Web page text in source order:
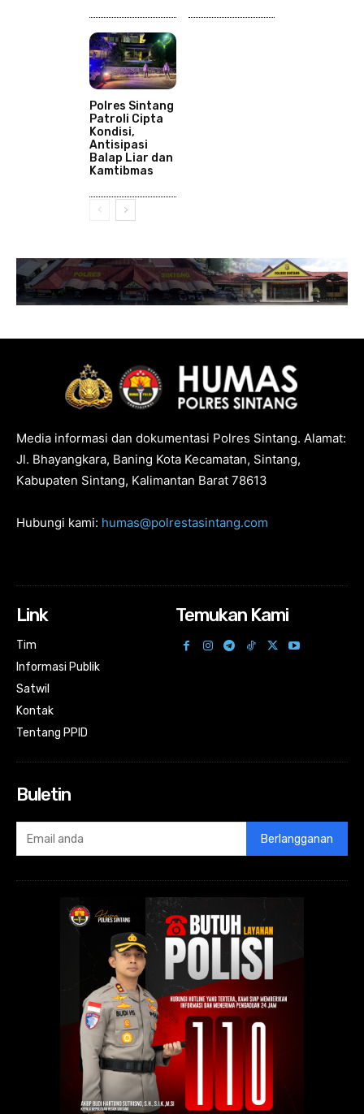
Polres Sintang
Patroli Cipta
Kondisi,
Antisipasi
Balap Liar dan
Kamtibmas
Media informasi dan dokumentasi Polres Sintang. Alamat:
Jl. Bhayangkara, Baning Kota Kecamatan, Sintang,
Kabupaten Sintang, Kalimantan Barat 78613
Hubungi kami: humas@polrestasintang.com
Link
Tim
Informasi Publik
Satwil
Kontak
Tentang PPID
Temukan Kami
Buletin
Berlangganan